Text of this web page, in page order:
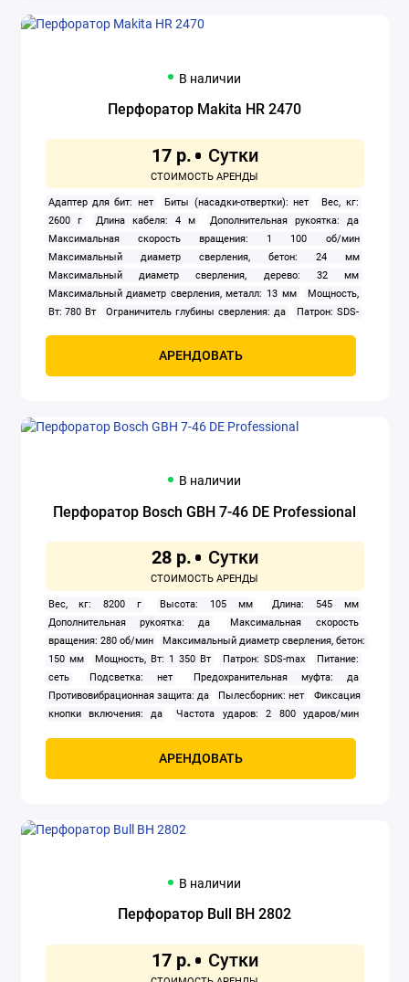
В наличии
Перфоратор Makita HR 2470
17 р.
Адаптер для бит: нет Биты (насадки-отвертки): нет
Вес, кг:
2600 г
Длина кабеля: 4 м
Дополнительная рукоятка: да
Максимальная скорость вращения: 1 100 об/мин
Максимальный диаметр сверления, бетон: 24 мм
Максимальный диаметр сверления, дерево: 32 мм
Максимальный диаметр сверления, металл: 13 мм
Мощность,
Вт: 780 Вт
Ограничитель глубины сверления: да
Патрон: SDS-
Реверс: да
АРЕНДОВАТЬ
В наличии
Перфоратор Bosch GBH 7-46 DE Professional
28 р.
Вес, кг: 8200 г Высота: 105 мм
Длина: 545 мм
Дополнительная рукоятка: да
Максимальная скорость
вращения: 280 об/мин
Максимальный диаметр сверления, бетон:
150 мм
Мощность, Вт: 1 350 Вт Патрон: SDS-max
Питание:
сеть
Подсветка: нет
Предохранительная муфта: да
Противовибрационная защита: да
Пылесборник: нет
Фиксация
кнопки включения: да
Частота ударов: 2 800 ударов/мин
АРЕНДОВАТЬ
В наличии
Перфоратор Bull BH 2802
17 р.